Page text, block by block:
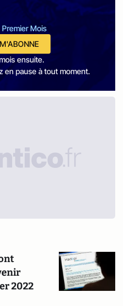
Premier Mois
ensuite.
en pause à tout moment.
2022